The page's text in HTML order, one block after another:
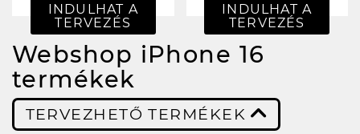
INDULHAT A
TERVEZÉS
INDULHAT A
TERVEZÉS
Webshop iPhone 16
termékek
TERVEZHETŐ TERMÉKEK